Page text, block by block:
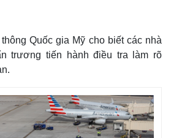
Quốc gia Mỹ cho biết các nhà
trương tiến hành điều tra làm rõ